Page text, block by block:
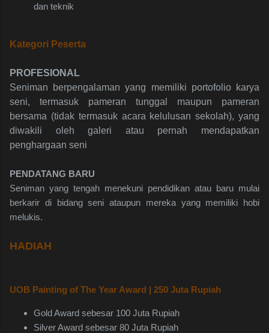
dan teknik
Kategori Peserta
PROFESIONAL
Seniman berpengalaman yang memiliki portofolio karya
seni, termasuk pameran tunggal maupun pameran
bersama (tidak termasuk acara kelulusan sekolah), yang
diwakili oleh galeri atau pernah mendapatkan
penghargaan seni
PENDATANG BARU
Seniman yang tengah menekuni pendidikan atau baru mulai
berkarir di bidang seni ataupun mereka yang memiliki hobi
melukis.
HADIAH
UOB Painting of The Year Award | 250 Juta Rupiah
Gold Award sebesar 100 Juta Rupiah
Silver Award sebesar 80 Juta Rupiah